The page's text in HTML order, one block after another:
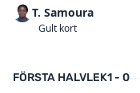
T. Samoura
Gult kort
FÖRSTA HALVLEK1 - 0